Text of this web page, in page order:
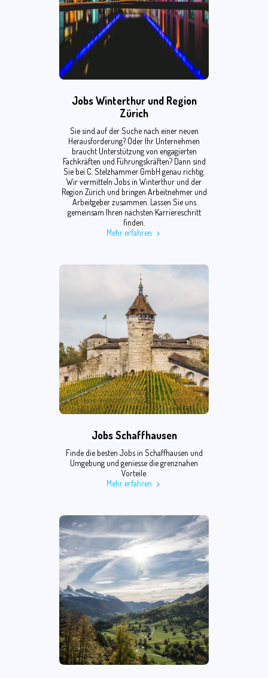
Jobs Winterthur und Region
Zürich
Sie sind auf der Suche nach einer neuen
Herausforderung? Oder Ihr Unternehmen
braucht Unterstützung von engagierten
Fachkräften und Führungskräften? Dann sind
Sie bei C. Stelzhammer GmbH genau richtig.
Wir vermitteln Jobs in Winterthur und der
Region Zürich und bringen Arbeitnehmer und
Arbeitgeber zusammen. Lassen Sie uns
gemeinsam Ihren nächsten Karriereschritt
finden.
Mehr erfahren
Jobs Schaffhausen
Finde die besten Jobs in Schaffhausen und
Umgebung und geniesse die grenznahen
Vorteile.
Mehr erfahren